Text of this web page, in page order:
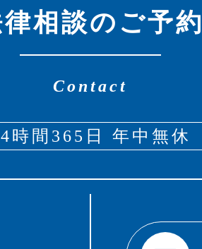
相談のご予約
Contact
時間365日 年中無休